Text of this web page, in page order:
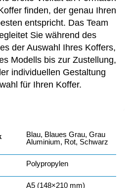
finden, der genau Ihren
entspricht. Das Team
Sie während des
der Auswahl Ihres Koffers,
Modells bis zur Zustellung,
individuellen Gestaltung
für Ihren Koffer.
Blau, Blaues Grau, Grau
Aluminium, Rot, Schwarz
Polypropylen
A5 (148×210 mm)